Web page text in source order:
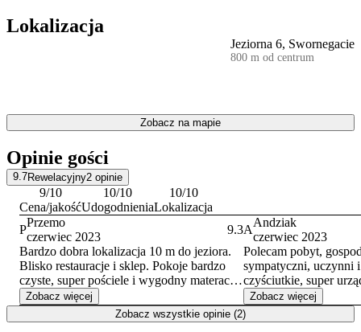
Lokalizacja
Jeziorna 6, Swornegacie
800 m od centrum
Zobacz na mapie
Opinie gości
9.7Rewelacyjny2 opinie
9/10
Cena/jakość
10/10
Udogodnienia
10/10
Lokalizacja
P
Przemo
czerwiec 2023
9.3
Bardzo dobra lokalizacja 10 m do jeziora.
Blisko restauracje i sklep. Pokoje bardzo
czyste, super pościele i wygodny materac.
Dobrze urządzona kuchnia. I co
najważniejsze przesympatyczni i uczynni
właściciele. POLECAM
Zobacz więcej
A
Andziak
czerwiec 2023
Polecam pobyt,
sympatyczni, uczynni
czyściutkie, super
pościele :) lokalizacja
Zobacz więcej
Zobacz wszystkie opinie (2)